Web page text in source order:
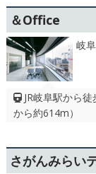
＆Office
岐
JR岐阜駅から
から約614m）
さがんみらい